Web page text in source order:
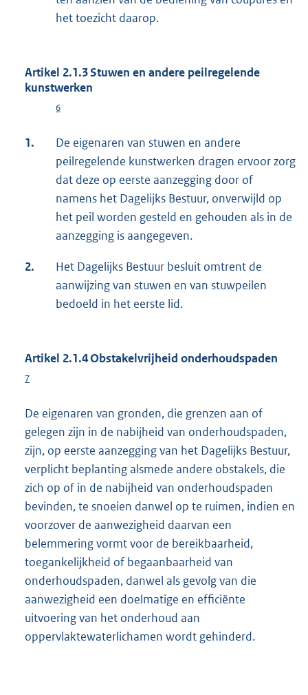
het toezicht daarop.
Artikel 2.1.3 Stuwen en andere peilregelende
kunstwerken
6
1.
De eigenaren van stuwen en andere
peilregelende kunstwerken dragen ervoor zorg
dat deze op eerste aanzegging door of
namens het Dagelijks Bestuur, onverwijld op
het peil worden gesteld en gehouden als in de
aanzegging is aangegeven.
2.
Het Dagelijks Bestuur besluit omtrent de
aanwijzing van stuwen en van stuwpeilen
bedoeld in het eerste lid.
Artikel 2.1.4 Obstakelvrijheid onderhoudspaden
7
De eigenaren van gronden, die grenzen aan of
gelegen zijn in de nabijheid van onderhoudspaden,
zijn, op eerste aanzegging van het Dagelijks Bestuur,
verplicht beplanting alsmede andere obstakels, die
zich op of in de nabijheid van onderhoudspaden
bevinden, te snoeien danwel op te ruimen, indien en
voorzover de aanwezigheid daarvan een
belemmering vormt voor de bereikbaarheid,
toegankelijkheid of begaanbaarheid van
onderhoudspaden, danwel als gevolg van die
aanwezigheid een doelmatige en efficiënte
uitvoering van het onderhoud aan
oppervlaktewaterlichamen wordt gehinderd.